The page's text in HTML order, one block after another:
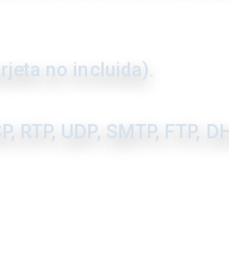
no incluida).
UDP, SMTP, FTP,